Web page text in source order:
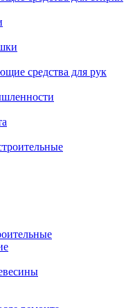
средства для рук